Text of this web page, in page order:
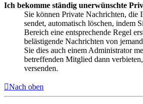
Ich bekomme ständig unerwünschte
Sie können Private Nachrichten, die
sendet, automatisch löschen, indem
Bereich eine entsprechende Regel
belästigende Nachrichten von
Sie dies auch einem Administrator
betreffenden Mitglied dann
versenden.
Nach oben